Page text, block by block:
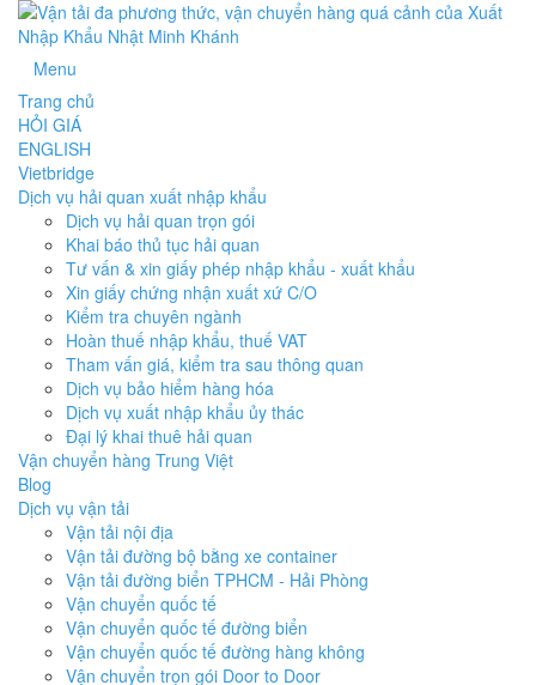
Menu
Trang chủ
HỎI GIÁ
ENGLISH
Vietbridge
Dịch vụ hải quan xuất nhập khẩu
Dịch vụ hải quan trọn gói
Khai báo thủ tục hải quan
Tư vấn & xin giấy phép nhập khẩu - xuất khẩu
Xin giấy chứng nhận xuất xứ C/O
Kiểm tra chuyên ngành
Hoàn thuế nhập khẩu, thuế VAT
Tham vấn giá, kiểm tra sau thông quan
Dịch vụ bảo hiểm hàng hóa
Dịch vụ xuất nhập khẩu ủy thác
Đại lý khai thuê hải quan
Vận chuyển hàng Trung Việt
Blog
Dịch vụ vận tải
Vận tải nội địa
Vận tải đường bộ bằng xe container
Vận tải đường biển TPHCM - Hải Phòng
Vận chuyển quốc tế
Vận chuyển quốc tế đường biển
Vận chuyển quốc tế đường hàng không
Vận chuyển trọn gói Door to Door